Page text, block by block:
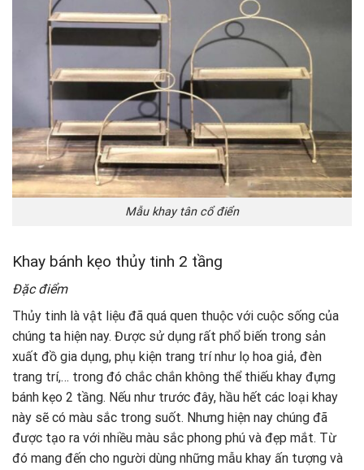
Mẫu khay tân cổ điển
Khay bánh kẹo thủy tinh 2 tầng
Đặc điểm
Thủy tinh là vật liệu đã quá quen thuộc với cuộc sống của
chúng ta hiện nay. Được sử dụng rất phổ biến trong sản
xuất đồ gia dụng, phụ kiện trang trí như lọ hoa giả, đèn
trang trí,… trong đó chắc chắn không thể thiếu khay đựng
bánh kẹo 2 tầng. Nếu như trước đây, hầu hết các loại khay
này sẽ có màu sắc trong suốt. Nhưng hiện nay chúng đã
được tạo ra với nhiều màu sắc phong phú và đẹp mắt. Từ
đó mang đến cho người dùng những mẫu khay ấn tượng và